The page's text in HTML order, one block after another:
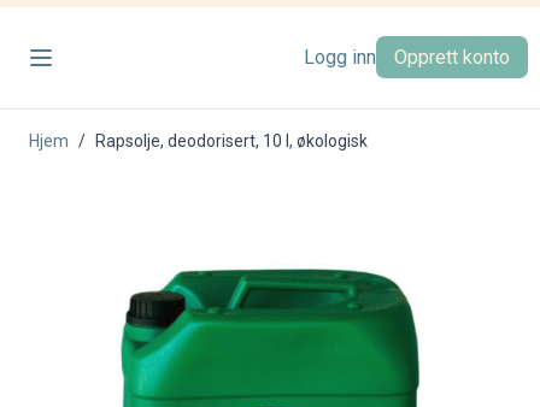
Logg inn Opprett konto
Hjem / Rapsolje, deodorisert, 10 l, økologisk